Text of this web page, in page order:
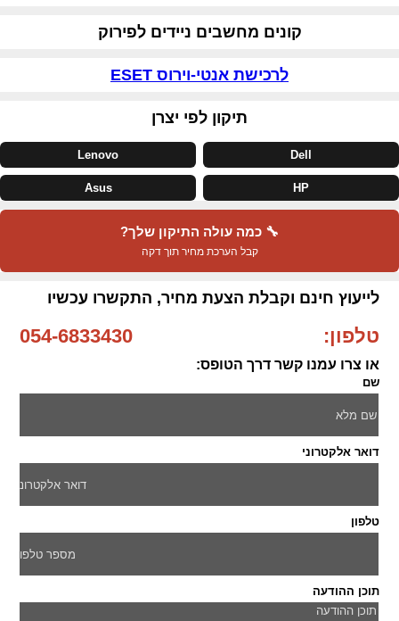
קונים מחשבים ניידים לפירוק
לרכישת אנטי-וירוס ESET
תיקון לפי יצרן
Dell
Lenovo
HP
Asus
🔧 כמה עולה התיקון שלך?
קבל הערכת מחיר תוך דקה
לייעוץ חינם וקבלת הצעת מחיר, התקשרו עכשיו
טלפון: 054-6833430
או צרו עמנו קשר דרך הטופס:
שם
דואר אלקטרוני
טלפון
תוכן ההודעה